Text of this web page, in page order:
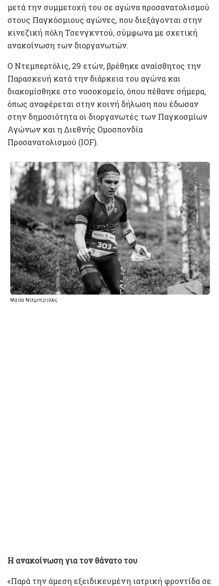
μετά την συμμετοχή του σε αγώνα προσανατολισμού
στους Παγκόσμιους αγώνες, που διεξάγονται στην
κινεζική πόλη Τσενγκντού, σύμφωνα με σχετική
ανακοίνωση των διοργανωτών.
Ο Ντεμπερτόλις, 29 ετών, βρέθηκε αναίσθητος την
Παρασκευή κατά την διάρκεια του αγώνα και
διακομίσθηκε στο νοσοκομείο, όπου πέθανε σήμερα,
όπως αναφέρεται στην κοινή δήλωση που έδωσαν
στην δημοσιότητα οι διοργανωτές των Παγκοσμίων
Αγώνων και η Διεθνής Ομοσπονδία
Προσανατολισμού (IOF).
Η ανακοίνωση για τον θάνατο του
«Παρά την άμεση εξειδικευμένη ιατρική φροντίδα σε